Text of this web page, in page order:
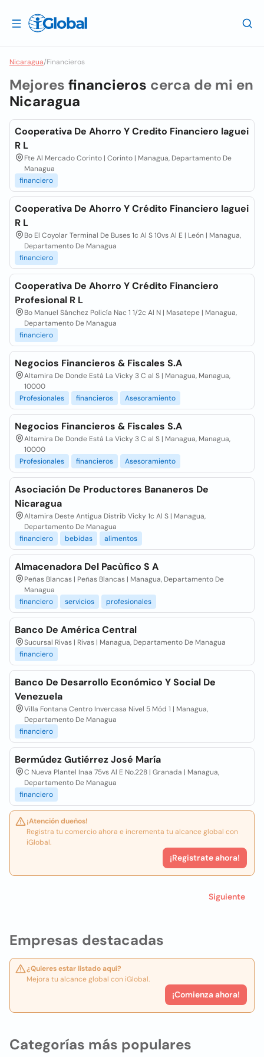
Nicaragua/Financieros
Empresas destacadas
¿Quieres estar listado aquí?
Mejora tu alcance global con iGlobal.
¡Comienza ahora!
Mejores financieros cerca de mi en
Nicaragua
Cooperativa De Ahorro Y Credito Financiero Iaguei
R L
Fte Al Mercado Corinto | Corinto | Managua, Departamento De
Managua
financiero
Cooperativa De Ahorro Y Crédito Financiero Iaguei
R L
Bo El Coyolar Terminal De Buses 1c Al S 10vs Al E | León | Managua,
Departamento De Managua
financiero
Cooperativa De Ahorro Y Crédito Financiero
Profesional R L
Bo Manuel Sánchez Policía Nac 1 1/2c Al N | Masatepe | Managua,
Departamento De Managua
financiero
Negocios Financieros & Fiscales S.A
Altamira De Donde Está La Vicky 3 C al S | Managua, Managua,
10000
Profesionales
financieros Asesoramiento
Negocios Financieros & Fiscales S.A
Altamira De Donde Está La Vicky 3 C al S | Managua, Managua,
10000
Profesionales
financieros Asesoramiento
Asociación De Productores Bananeros De
Nicaragua
Altamira Deste Antigua Distrib Vicky 1c Al S | Managua,
Departamento De Managua
financiero
bebidas alimentos
Almacenadora Del Pacùfico S A
Peñas Blancas | Peñas Blancas | Managua, Departamento De
Managua
financiero
servicios profesionales
Banco De América Central
Sucursal Rivas | Rivas | Managua, Departamento De Managua
financiero
Banco De Desarrollo Económico Y Social De
Venezuela
Villa Fontana Centro Invercasa Nivel 5 Mód 1 | Managua,
Departamento De Managua
financiero
Bermúdez Gutiérrez José María
C Nueva Plantel Inaa 75vs Al E No.228 | Granada | Managua,
Departamento De Managua
financiero
¡Atención dueños!
Registra tu comercio ahora e incrementa tu alcance global con
iGlobal.
¡Registrate ahora!
Siguiente
Categorías más populares